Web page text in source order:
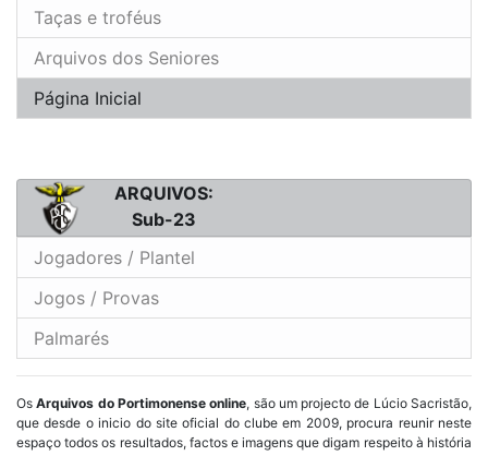
Taças e troféus
Arquivos dos Seniores
Página Inicial
ARQUIVOS:
Sub-23
Jogadores / Plantel
Jogos / Provas
Palmarés
OsArquivos do Portimonense online, são um projecto de Lúcio Sacristão,
que desde o inicio do site oficial do clube em 2009, procura reunir neste
espaço todos os resultados, factos e imagens que digam respeito à história